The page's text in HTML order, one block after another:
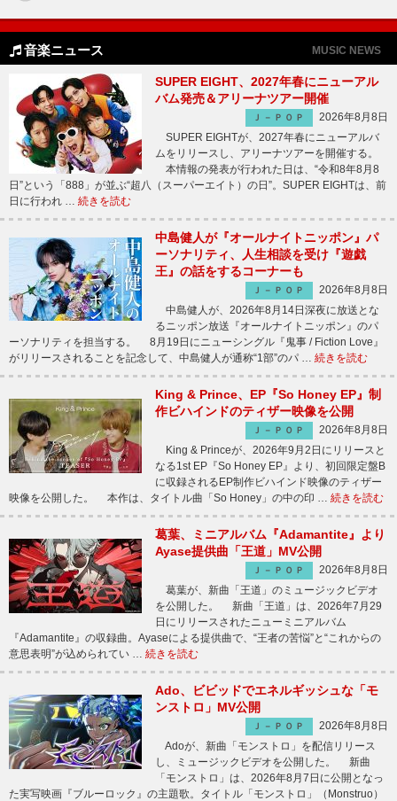
音楽ニュース MUSIC NEWS
SUPER EIGHT、2027年春にニューアル
バム発売＆アリーナツアー開催
Ｊ－ＰＯＰ
2026年8月8日
SUPER EIGHTが、2027年春にニューアルバ
ムをリリースし、アリーナツアーを開催する。
本情報の発表が行われた日は、“令和8年8月8
日”という「888」が並ぶ“超八（スーパーエイト）の日”。SUPER EIGHTは、前
日に行われ … 続きを読む
中島健人が『オールナイトニッポン』パ
ーソナリティ、人生相談を受け『遊戯
王』の話をするコーナーも
Ｊ－ＰＯＰ
2026年8月8日
中島健人が、2026年8月14日深夜に放送とな
るニッポン放送『オールナイトニッポン』のパ
ーソナリティを担当する。 8月19日にニューシングル『鬼事 / Fiction Love』
がリリースされることを記念して、中島健人が通称“1部”のパ … 続きを読む
King & Prince、EP『So Honey EP』制
作ビハインドのティザー映像を公開
Ｊ－ＰＯＰ
2026年8月8日
King & Princeが、2026年9月2日にリリースと
なる1st EP『So Honey EP』より、初回限定盤B
に収録されるEP制作ビハインド映像のティザー
映像を公開した。 本作は、タイトル曲「So Honey」の中の印 … 続きを読む
葛葉、ミニアルバム『Adamantite』より
Ayase提供曲「王道」MV公開
Ｊ－ＰＯＰ
2026年8月8日
葛葉が、新曲「王道」のミュージックビデオ
を公開した。 新曲「王道」は、2026年7月29
日にリリースされたニューミニアルバム
『Adamantite』の収録曲。Ayaseによる提供曲で、“王者の苦悩”と“これからの
意思表明”が込められてい … 続きを読む
Ado、ビビッドでエネルギッシュな「モ
ンストロ」MV公開
Ｊ－ＰＯＰ
2026年8月8日
Adoが、新曲「モンストロ」を配信リリース
し、ミュージックビデオを公開した。 新曲
「モンストロ」は、2026年8月7日に公開となっ
た実写映画『ブルーロック』の主題歌。タイトル「モンストロ」（Monstruo）